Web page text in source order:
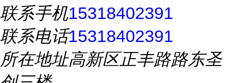
联系手机15318402391
联系电话15318402391
所在地址高新区正丰路路东圣